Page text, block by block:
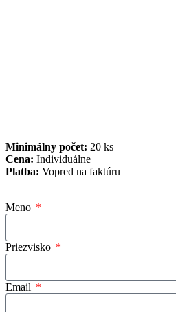
Minimálny počet: 20 ks
Cena: Individuálne
Platba: Vopred na faktúru
Meno
Priezvisko
Email